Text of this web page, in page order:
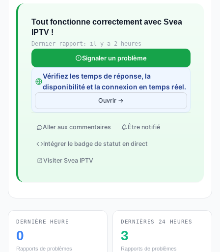
Tout fonctionne correctement avec Svea
IPTV !
Dernier rapport: il y a 2 heures
Signaler un problème
Vérifiez les temps de réponse, la
disponibilité et la connexion en temps réel.
Ouvrir →
Aller aux commentaires Être notifié
Intégrer le badge de statut en direct
Visiter Svea IPTV
DERNIÈRE HEURE
0
Rapports de problèmes
DERNIÈRES 24 HEURES
3
Rapports de problèmes